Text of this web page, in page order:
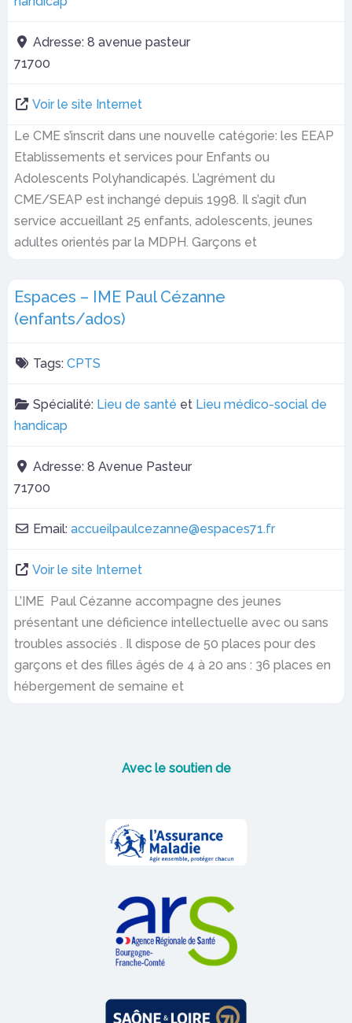
Adresse: 8 avenue pasteur
71700
Voir le site Internet
Le CME s’inscrit dans une nouvelle catégorie: les EEAP
Etablissements et services pour Enfants ou
Adolescents Polyhandicapés. L’agrément du
CME/SEAP est inchangé depuis 1998. Il s’agit d’un
service accueillant 25 enfants, adolescents, jeunes
adultes orientés par la MDPH. Garçons et
Espaces – IME Paul Cézanne
(enfants/ados)
Tags: CPTS
Spécialité: Lieu de santé et Lieu médico-social de
handicap
Adresse: 8 Avenue Pasteur
71700
Email: accueilpaulcezanne@espaces71.fr
Voir le site Internet
L’IME Paul Cézanne accompagne des jeunes
présentant une déficience intellectuelle avec ou sans
troubles associés . Il dispose de 50 places pour des
garçons et des filles âgés de 4 à 20 ans : 36 places en
hébergement de semaine et
Avec le soutien de